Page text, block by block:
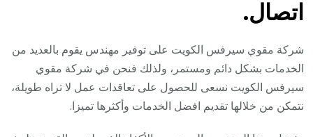
اتصال.
شركة مقوي سيرفس الكويت على توفير مهندس يقوم بالعديد من
الخدمات بشكل دائم ومستمر، ولذلك فنحن في شركة مقوي
سيرفس الكويت نسعى للحصول على تعاقدات عمل لا تراه طويلة،
نتمكن من خلالها تقديم افضل الخدمات وأكثرها تميزا.